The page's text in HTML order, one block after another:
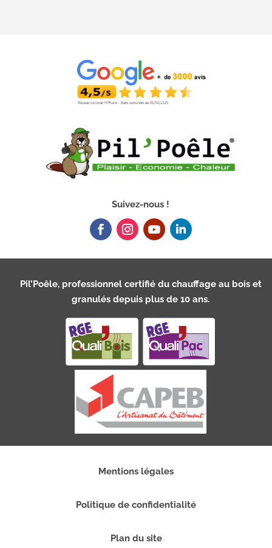
Suivez-nous !
Pil’Poêle, professionnel certifié du chauffage au bois et
granulés depuis plus de 10 ans.
Mentions légales
Politique de confidentialité
Plan du site